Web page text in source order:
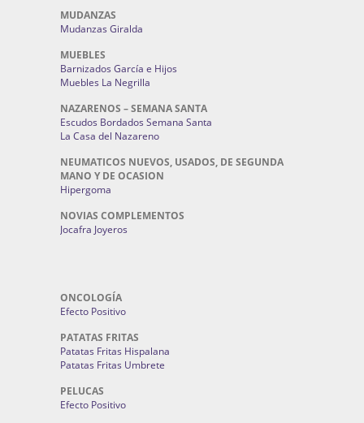
MUDANZAS
Mudanzas Giralda
MUEBLES
Barnizados García e Hijos
Muebles La Negrilla
NAZARENOS – SEMANA SANTA
Escudos Bordados Semana Santa
La Casa del Nazareno
NEUMATICOS NUEVOS, USADOS, DE SEGUNDA
MANO Y DE OCASION
Hipergoma
NOVIAS COMPLEMENTOS
Jocafra Joyeros
ONCOLOGÍA
Efecto Positivo
PATATAS FRITAS
Patatas Fritas Hispalana
Patatas Fritas Umbrete
PELUCAS
Efecto Positivo